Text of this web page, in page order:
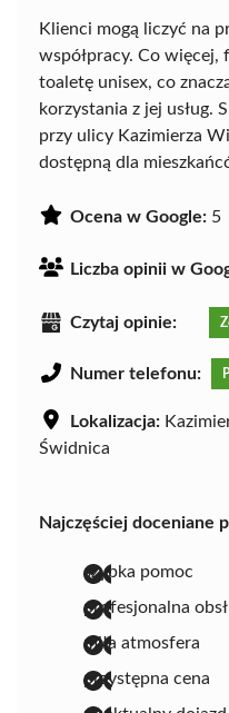
Klienci mogą liczyć na
współpracy. Co więcej,
toaletę unisex, co
korzystania z jej usług.
przy ulicy Kazimierza
dostępną dla
Ocena w Google: 5
Liczba opinii w
Czytaj opinie:
Numer telefonu:
Lokalizacja:
Świdnica
Najczęściej doceniane
szybka pomoc
profesjonalna
miła atmosfera
przystępna cena